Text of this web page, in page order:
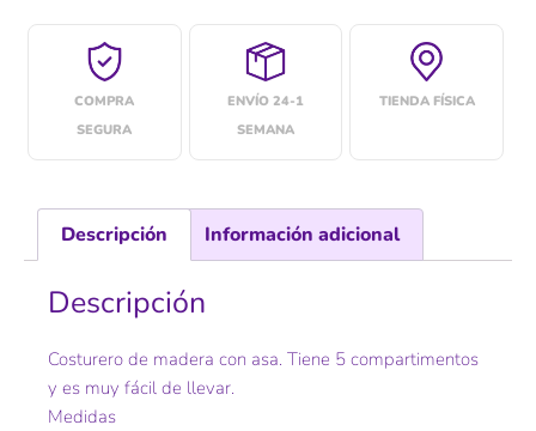
COMPRA
SEGURA
ENVÍO 24-1
SEMANA
TIENDA FÍSICA
Descripción Información adicional
Descripción
Costurero de madera con asa. Tiene 5 compartimentos
y es muy fácil de llevar.
Medidas